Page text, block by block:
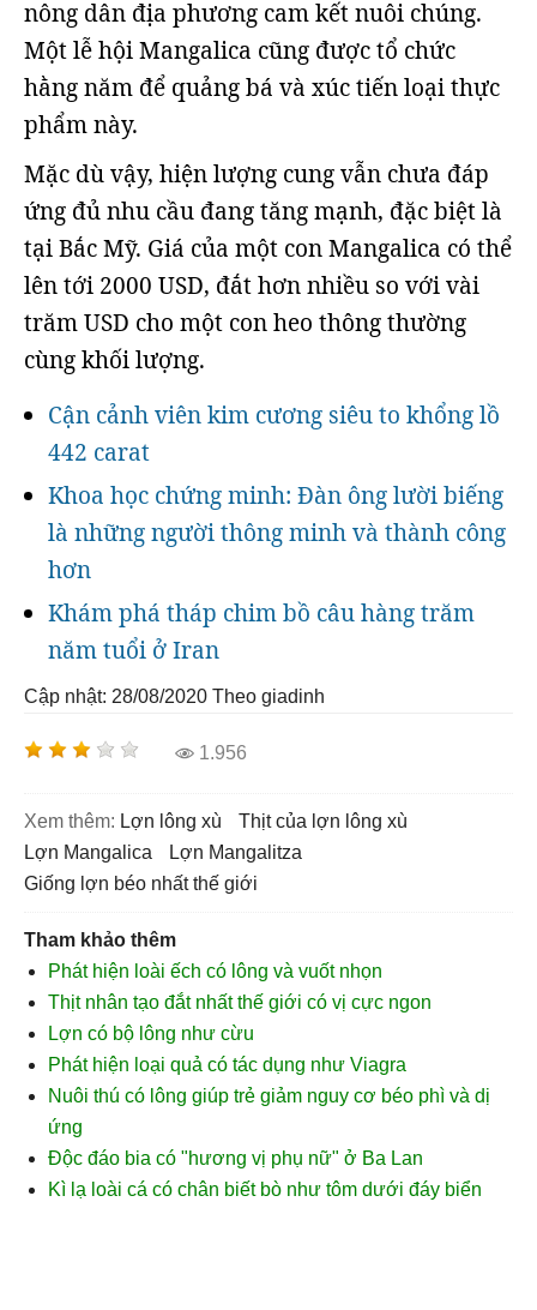
nông dân địa phương cam kết nuôi chúng.
Một lễ hội Mangalica cũng được tổ chức
hằng năm để quảng bá và xúc tiến loại thực
phẩm này.
Mặc dù vậy, hiện lượng cung vẫn chưa đáp
ứng đủ nhu cầu đang tăng mạnh, đặc biệt là
tại Bắc Mỹ. Giá của một con Mangalica có thể
lên tới 2000 USD, đắt hơn nhiều so với vài
trăm USD cho một con heo thông thường
cùng khối lượng.
Cận cảnh viên kim cương siêu to khổng lồ
442 carat
Khoa học chứng minh: Đàn ông lười biếng
là những người thông minh và thành công
hơn
Khám phá tháp chim bồ câu hàng trăm
năm tuổi ở Iran
Cập nhật: 28/08/2020 Theo giadinh
1.956
Xem thêm: lợn lông xù
thịt của lợn lông xù
lợn Mangalica
lợn Mangalitza
giống lợn béo nhất thế giới
Tham khảo thêm
Phát hiện loài ếch có lông và vuốt nhọn
Thịt nhân tạo đắt nhất thế giới có vị cực ngon
Lợn có bộ lông như cừu
Phát hiện loại quả có tác dụng như Viagra
Nuôi thú có lông giúp trẻ giảm nguy cơ béo phì và dị
ứng
Độc đáo bia có "hương vị phụ nữ" ở Ba Lan
Kì lạ loài cá có chân biết bò như tôm dưới đáy biển